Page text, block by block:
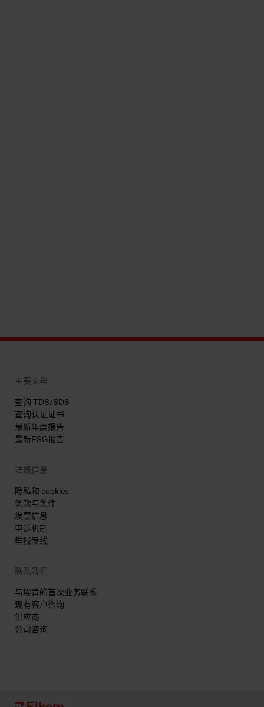
主要文档
查询 TDS/SDS
查询认证证书
最新年度报告
最新ESG报告
法规信息
隐私和 cookies
条款与条件
发票信息
申诉机制
举报专线
联系我们
与埃肯的首次业务联系
现有客户咨询
供应商
公司咨询